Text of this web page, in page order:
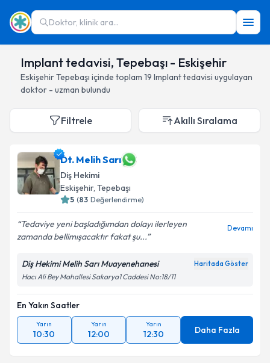
Doktor, klinik ara...
Implant tedavisi, Tepebaşı - Eskişehir
EskişehirTepebaşı içinde toplam 19 Implant tedavisi uygulayan
doktor - uzman bulundu
Filtrele Akıllı Sıralama
Dt. Melih Sarı
Diş Hekimi
Eskişehir, Tepebaşı
5 (83 Değerlendirme)
Tedaviye yeni başladığımdan dolayı ilerleyen
zamanda bellimışacaktır fakat şu...
Devamı
Diş Hekimi Melih Sarı Muayenehanesi Haritada Göster
Hacı Ali Bey Mahallesi Sakarya1 Caddesi No:18/11
En Yakın Saatler
Yarın
10:30
Yarın
12:00
Yarın
12:30 Daha Fazla